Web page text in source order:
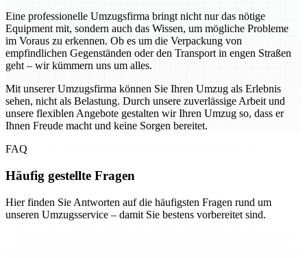
Eine professionelle Umzugsfirma bringt nicht nur das nötige
Equipment mit, sondern auch das Wissen, um mögliche Probleme
im Voraus zu erkennen. Ob es um die Verpackung von
empfindlichen Gegenständen oder den Transport in engen Straßen
geht – wir kümmern uns um alles.
Mit unserer Umzugsfirma können Sie Ihren Umzug als Erlebnis
sehen, nicht als Belastung. Durch unsere zuverlässige Arbeit und
unsere flexiblen Angebote gestalten wir Ihren Umzug so, dass er
Ihnen Freude macht und keine Sorgen bereitet.
FAQ
Häufig gestellte Fragen
Hier finden Sie Antworten auf die häufigsten Fragen rund um
unseren Umzugsservice – damit Sie bestens vorbereitet sind.